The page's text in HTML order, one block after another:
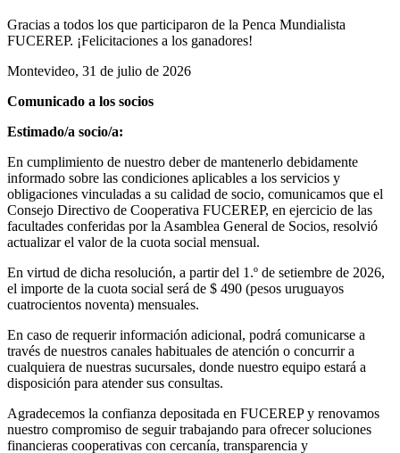
Gracias a todos los que participaron de la Penca Mundialista
FUCEREP. ¡Felicitaciones a los ganadores!
Montevideo, 31 de julio de 2026
Comunicado a los socios
Estimado/a socio/a:
En cumplimiento de nuestro deber de mantenerlo debidamente
informado sobre las condiciones aplicables a los servicios y
obligaciones vinculadas a su calidad de socio, comunicamos que el
Consejo Directivo de Cooperativa FUCEREP, en ejercicio de las
facultades conferidas por la Asamblea General de Socios, resolvió
actualizar el valor de la cuota social mensual.
En virtud de dicha resolución, a partir del 1.º de setiembre de 2026,
el importe de la cuota social será de $ 490 (pesos uruguayos
cuatrocientos noventa) mensuales.
En caso de requerir información adicional, podrá comunicarse a
través de nuestros canales habituales de atención o concurrir a
cualquiera de nuestras sucursales, donde nuestro equipo estará a
disposición para atender sus consultas.
Agradecemos la confianza depositada en FUCEREP y renovamos
nuestro compromiso de seguir trabajando para ofrecer soluciones
financieras cooperativas con cercanía, transparencia y